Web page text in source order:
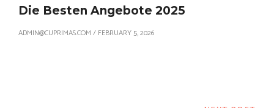
Die Besten Angebote 2025
ADMIN@CUPRIMAS.COM / FEBRUARY 5, 2026